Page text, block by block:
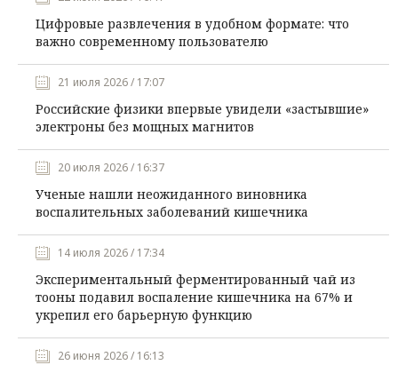
Цифровые развлечения в удобном формате: что
важно современному пользователю
21 июля 2026 / 17:07
Российские физики впервые увидели «застывшие»
электроны без мощных магнитов
20 июля 2026 / 16:37
Ученые нашли неожиданного виновника
воспалительных заболеваний кишечника
14 июля 2026 / 17:34
Экспериментальный ферментированный чай из
тооны подавил воспаление кишечника на 67% и
укрепил его барьерную функцию
26 июня 2026 / 16:13